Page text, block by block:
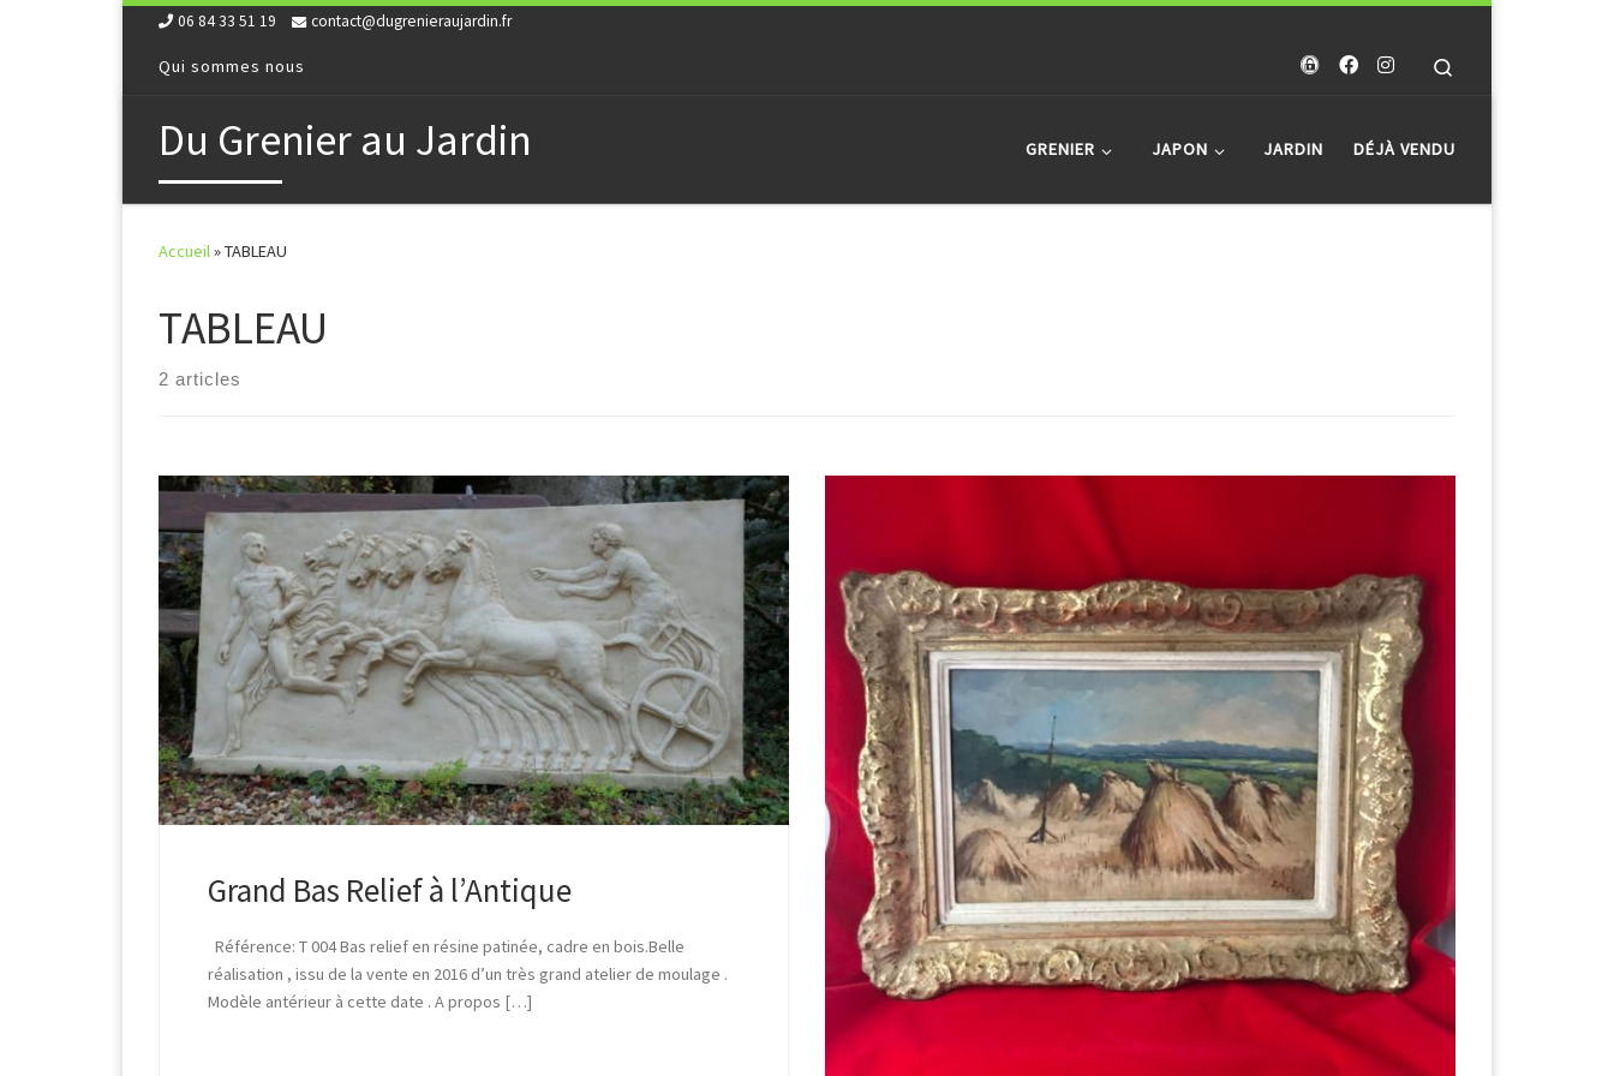
06 84 33 51 19 contact@dugrenieraujardin.fr
Qui sommes nous
Du Grenier au Jardin GRENIER JAPON JARDIN DÉJÀ VENDU
Accueil»TABLEAU
TABLEAU
2 articles
Grand Bas Relief à l’Antique
Référence: T 004 Bas relief en résine patinée, cadre en bois.Belle
réalisation , issu de la vente en 2016 d’un très grand atelier de moulage .
Modèle antérieur à cette date . A propos […]